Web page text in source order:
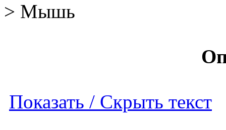
> Мышь
Показать / Скрыть текст